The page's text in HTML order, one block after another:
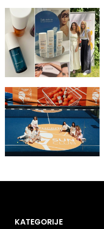
KATEGORIJE